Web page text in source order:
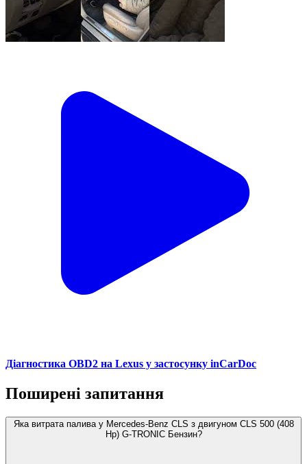
Діагностика OBD2 на Lexus у застосунку inCarDoc
Поширені запитання
Яка витрата палива у Mercedes-Benz CLS з двигуном CLS 500 (408
Hp) G-TRONIC Бензин?